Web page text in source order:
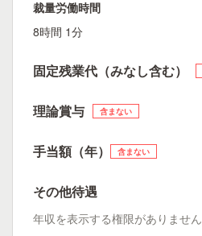
裁量労働時間
8時間 1分
固定残業代（みなし含む）
理論賞与 含まない
手当額（年） 含まない
その他待遇
年収を表示する権限がありません